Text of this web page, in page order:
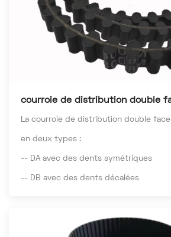
courroie de distribution double
La courroie de distribution double
en deux types :
-- DA avec des dents symétriques
-- DB avec des dents décalées